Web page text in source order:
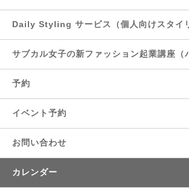
Daily Styling サービス（個人向けスタイ
サブカル女子の新ファッション起業講座（
予約
イベント予約
お問い合わせ
カレンダー